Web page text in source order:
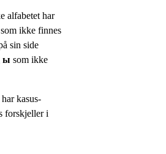
alfabetet har
som ikke finnes
sin side
ы som ikke
kasus-
forskjeller i